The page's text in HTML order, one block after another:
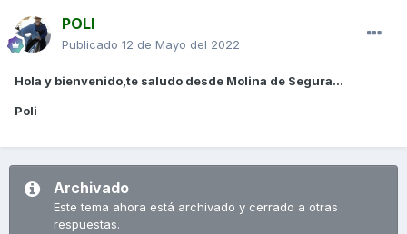
POLI
Publicado 12 de Mayo del 2022
Hola y bienvenido,te saludo desde Molina de Segura...
Poli
Archivado
Este tema ahora está archivado y cerrado a otras
respuestas.